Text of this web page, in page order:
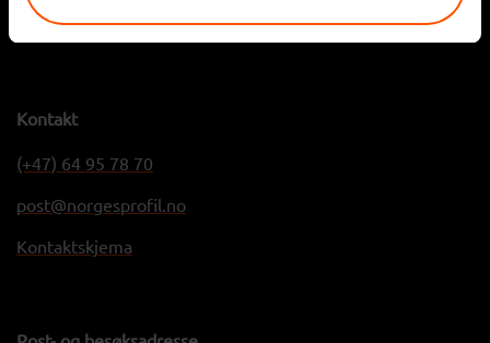
Om NorgesProfil
Kontakt
(+47) 64 95 78 70
post@norgesprofil.no
Kontaktskjema